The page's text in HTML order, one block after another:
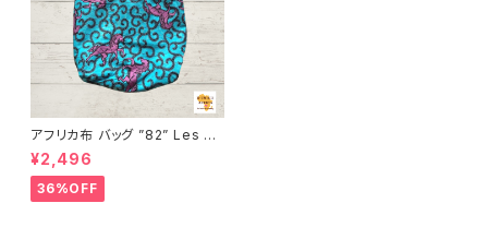
アフリカ布 バッグ ”82” Les ch
evaux アフリカンプリント パー
ニュ カンガ キテンゲ トートバッ
グ エコバッグ ギニア フェアトレ
ード INUWALIAFRICA
¥2,496
36%OFF